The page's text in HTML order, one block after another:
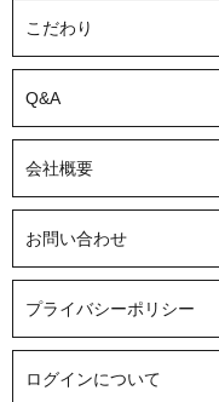
こだわり
Q&A
会社概要
お問い合わせ
プライバシーポリシー
ログインについて